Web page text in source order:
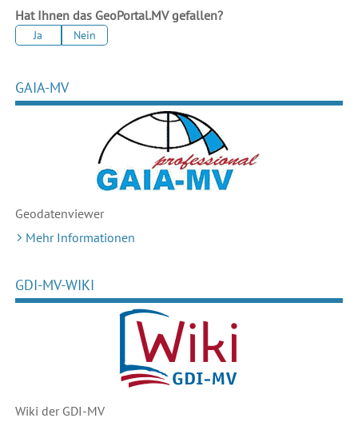
Hat Ihnen das GeoPortal.MV gefallen?
Ja Nein
GAIA-MV
Geodatenviewer
Mehr Informationen
GDI-MV-WIKI
Wiki der GDI-MV